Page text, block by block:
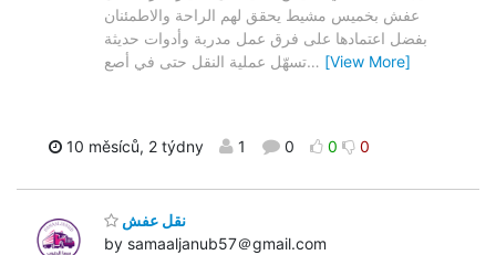
عفش بخميس مشيط يحقق لهم الراحة والاطمئنان
بفضل اعتمادها على فرق عمل مدربة وأدوات حديثة
تسهّل عملية النقل حتى في أصع… [View More]
10 měsíců, 2 týdny 1 0 0 0
نقل عفش
by samaaljanub57＠gmail.com